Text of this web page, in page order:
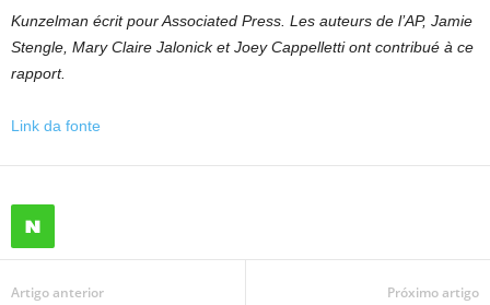
Kunzelman écrit pour Associated Press. Les auteurs de l’AP, Jamie
Stengle, Mary Claire Jalonick et Joey Cappelletti ont contribué à ce
rapport.
Link da fonte
Artigo anterior Próximo artigo